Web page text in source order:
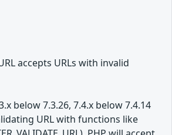
accepts URLs with invalid
below 7.3.26, 7.4.x below 7.4.14
URL with functions like